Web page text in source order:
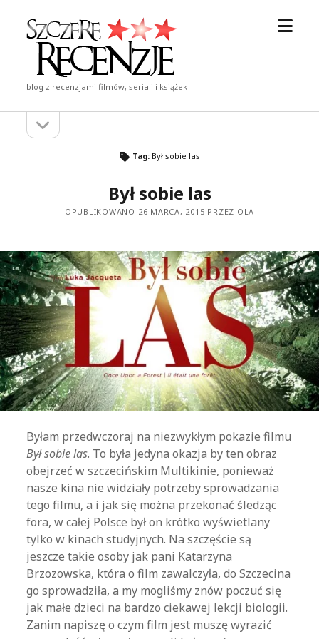
Szczere
Recenzje
blog z recenzjami filmów, seriali i książek
Pasekpasek
Tag: Był sobie las
Był sobie las
OPUBLIKOWANO 26 MARCA, 2015 PRZEZ OLA
Byłam przedwczoraj na niezwykłym pokazie filmu
Był sobie las. To była jedyna okazja by ten obraz
obejrzeć w szczecińskim Multikinie, ponieważ
nasze kina nie widziały potrzeby sprowadzania
tego filmu, a i jak się można przekonać śledząc
fora, w całej Polsce był on krótko wyświetlany
tylko w kinach studyjnych. Na szczęście są
jeszcze takie osoby jak pani Katarzyna
Brzozowska, która o film zawalczyła, do Szczecina
go sprowadziła, a my mogliśmy znów poczuć się
jak małe dzieci na bardzo ciekawej lekcji biologii.
Zanim napiszę o czym film jest muszę wyrazić